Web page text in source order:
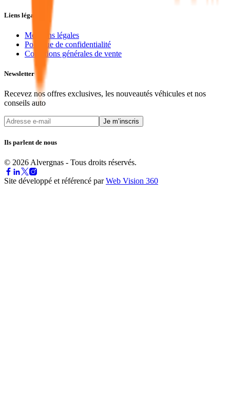
Liens légaux
Mentions légales
Politique de confidentialité
Conditions générales de vente
Newsletter
Recevez nos offres exclusives, les nouveautés véhicules et nos
conseils auto
Je m’inscris
Ils parlent de nous
© 2026 Alvergnas - Tous droits réservés.
Site développé et référencé parWeb Vision 360